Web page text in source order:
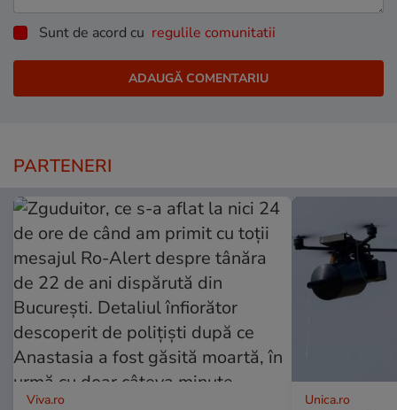
Sunt de acord cu regulile comunitatii
PARTENERI
Viva.ro Unica.ro